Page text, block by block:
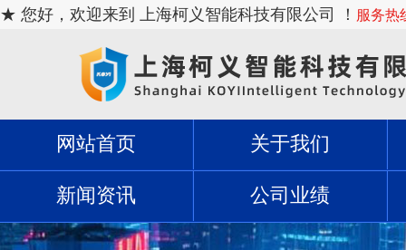
★ 您好，欢迎来到 上海柯义智能科技有限公司 ！ 服务热
网站首页 关于我们
新闻资讯 公司业绩